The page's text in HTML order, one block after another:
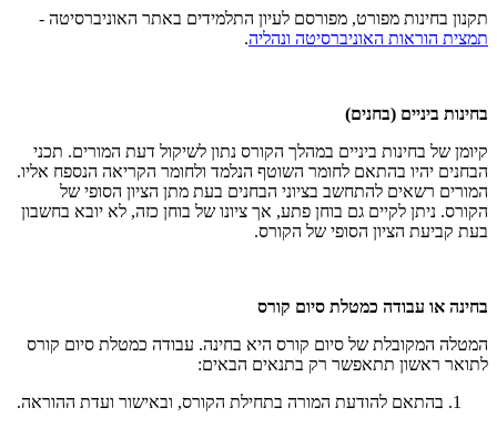
תקנון בחינות מפורט, מפורסם לעיון התלמידים באתר האוניברסיטה -
תמצית הוראות האוניברסיטה ונהליה.
בחינות ביניים (בחנים)
קיומן של בחינות ביניים במהלך הקורס נתון לשיקול דעת המורים. תכני
הבחנים יהיו בהתאם לחומר השוטף הנלמד ולחומר הקריאה הנספח אליו.
המורים רשאים להתחשב בציוני הבחנים בעת מתן הציון הסופי של
הקורס. ניתן לקיים גם בוחן פתע, אך ציונו של בוחן כזה, לא יובא בחשבון
בעת קביעת הציון הסופי של הקורס.
בחינה או עבודה כמטלת סיום קורס
המטלה המקובלת של סיום קורס היא בחינה. עבודה כמטלת סיום קורס
לתואר ראשון תתאפשר רק בתנאים הבאים:
בהתאם להודעת המורה בתחילת הקורס, ובאישור ועדת ההוראה.